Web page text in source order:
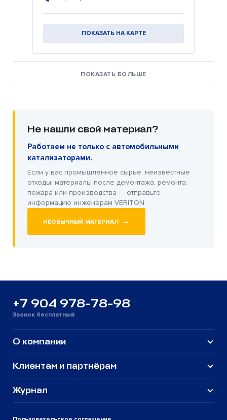
ПОКАЗАТЬ НА КАРТЕ
ПОКАЗАТЬ БОЛЬШЕ
Не нашли свой материал?
Работаем не только с автомобильными
катализаторами.
Если у вас промышленное сырьё, неизвестные
отходы, материалы после демонтажа, ремонта,
пожара или производства — отправьте
информацию инженерам VERITON.
НЕОБЫЧНЫЙ МАТЕРИАЛ →
+7 904 978-78-98
Звонок бесплатный
О компании
Клиентам и партнёрам
Журнал